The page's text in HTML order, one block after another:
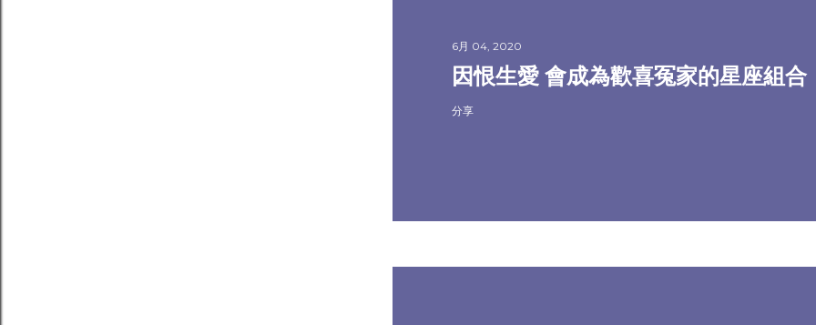
6月 04, 2020
因恨生愛 會成為歡喜冤家的星座組合
分享